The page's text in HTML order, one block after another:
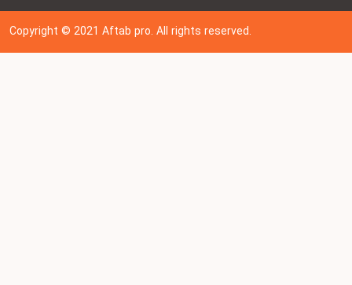
Copyright © 202 1Aftab pro. All rights reserved.